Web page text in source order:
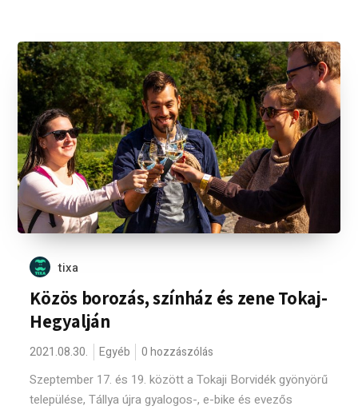
tixa
Közös borozás, színház és zene Tokaj-
Hegyalján
2021.08.30. Egyéb 0 hozzászólás
Szeptember 17. és 19. között a Tokaji Borvidék gyönyörű
települése, Tállya újra gyalogos-, e-bike és evezős